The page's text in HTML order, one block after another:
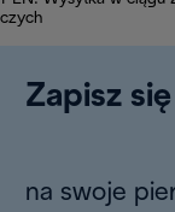
Zapisz
na swoje